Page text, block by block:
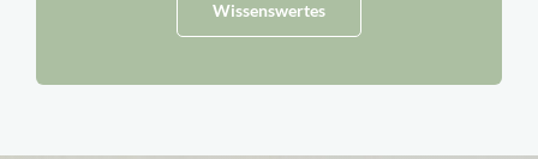
Wissenswertes